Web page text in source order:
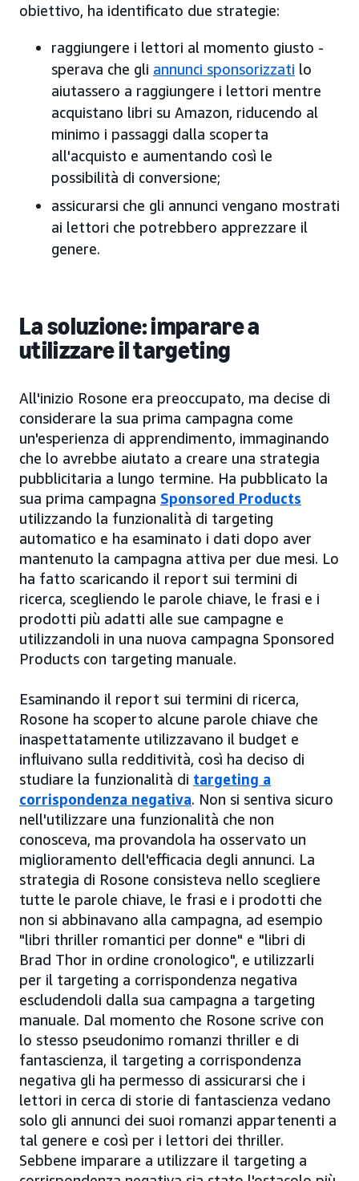
obiettivo, ha identificato due strategie:
raggiungere i lettori al momento giusto -
sperava che gli annunci sponsorizzati lo
aiutassero a raggiungere i lettori mentre
acquistano libri su Amazon, riducendo al
minimo i passaggi dalla scoperta
all'acquisto e aumentando così le
possibilità di conversione;
assicurarsi che gli annunci vengano mostrati
ai lettori che potrebbero apprezzare il
genere.
La soluzione: imparare a
utilizzare il targeting
All'inizio Rosone era preoccupato, ma decise di
considerare la sua prima campagna come
un'esperienza di apprendimento, immaginando
che lo avrebbe aiutato a creare una strategia
pubblicitaria a lungo termine. Ha pubblicato la
sua prima campagna Sponsored Products
utilizzando la funzionalità di targeting
automatico e ha esaminato i dati dopo aver
mantenuto la campagna attiva per due mesi. Lo
ha fatto scaricando il report sui termini di
ricerca, scegliendo le parole chiave, le frasi e i
prodotti più adatti alle sue campagne e
utilizzandoli in una nuova campagna Sponsored
Products con targeting manuale.
Esaminando il report sui termini di ricerca,
Rosone ha scoperto alcune parole chiave che
inaspettatamente utilizzavano il budget e
influivano sulla redditività, così ha deciso di
studiare la funzionalità di targeting a
corrispondenza negativa. Non si sentiva sicuro
nell'utilizzare una funzionalità che non
conosceva, ma provandola ha osservato un
miglioramento dell'efficacia degli annunci. La
strategia di Rosone consisteva nello scegliere
tutte le parole chiave, le frasi e i prodotti che
non si abbinavano alla campagna, ad esempio
"libri thriller romantici per donne" e "libri di
Brad Thor in ordine cronologico", e utilizzarli
per il targeting a corrispondenza negativa
escludendoli dalla sua campagna a targeting
manuale. Dal momento che Rosone scrive con
lo stesso pseudonimo romanzi thriller e di
fantascienza, il targeting a corrispondenza
negativa gli ha permesso di assicurarsi che i
lettori in cerca di storie di fantascienza vedano
solo gli annunci dei suoi romanzi appartenenti a
tal genere e così per i lettori dei thriller.
Sebbene imparare a utilizzare il targeting a